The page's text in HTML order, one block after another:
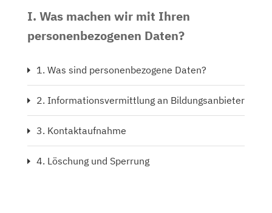
I. Was machen wir mit Ihren
personenbezogenen Daten?
1. Was sind personenbezogene Daten?
2. Informationsvermittlung an Bildungsanbieter
3. Kontaktaufnahme
4. Löschung und Sperrung